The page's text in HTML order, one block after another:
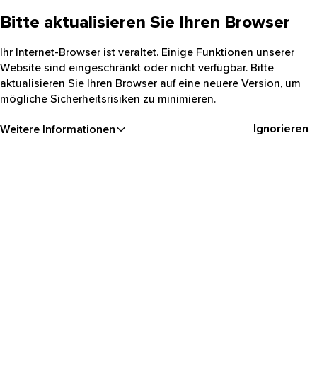
Bitte aktualisieren Sie Ihren Browser
Ihr Internet-Browser ist veraltet. Einige Funktionen unserer
Website sind eingeschränkt oder nicht verfügbar. Bitte
aktualisieren Sie Ihren Browser auf eine neuere Version, um
mögliche Sicherheitsrisiken zu minimieren.
Weitere Informationen Ignorieren